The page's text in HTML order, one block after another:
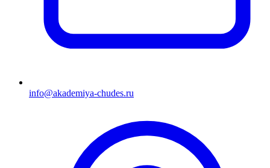
info@akademiya-chudes.ru